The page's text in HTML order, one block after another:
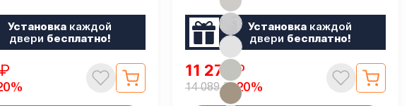
Установка каждой
двери бесплатно!
₽
Установка каждой
двери бесплатно!
11 271 ₽
14 089₽ -20%